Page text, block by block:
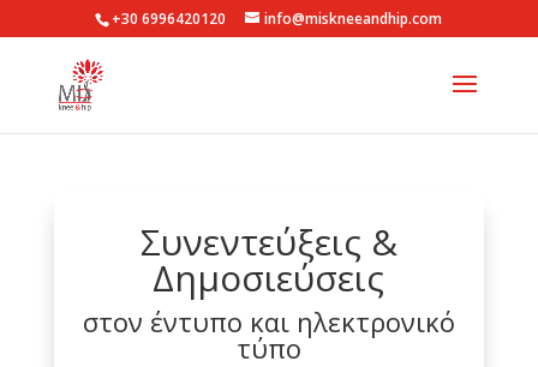
+30 6996420120 info@miskneeandhip.com
Συνεντεύξεις &
Δημοσιεύσεις
στον έντυπο και ηλεκτρονικό
τύπο